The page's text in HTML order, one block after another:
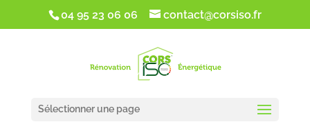
04 95 23 06 06 contact@corsiso.fr
Sélectionner une page